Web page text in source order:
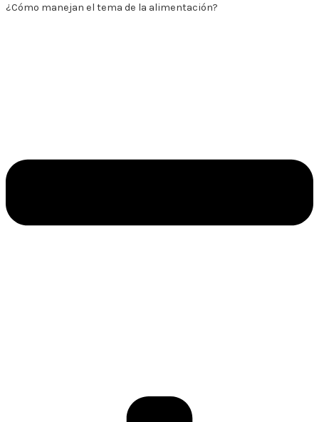
¿Cómo manejan el tema de la alimentación?